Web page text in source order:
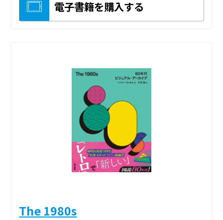
電子書籍を購入する
The 1980s